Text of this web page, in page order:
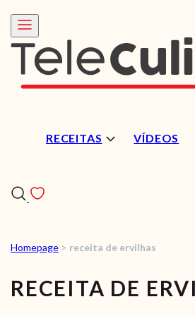
RECEITAS VÍDEOS
RECEITAS
VÍDEOS
Homepage > receita de ervilhas
RECEITA DE